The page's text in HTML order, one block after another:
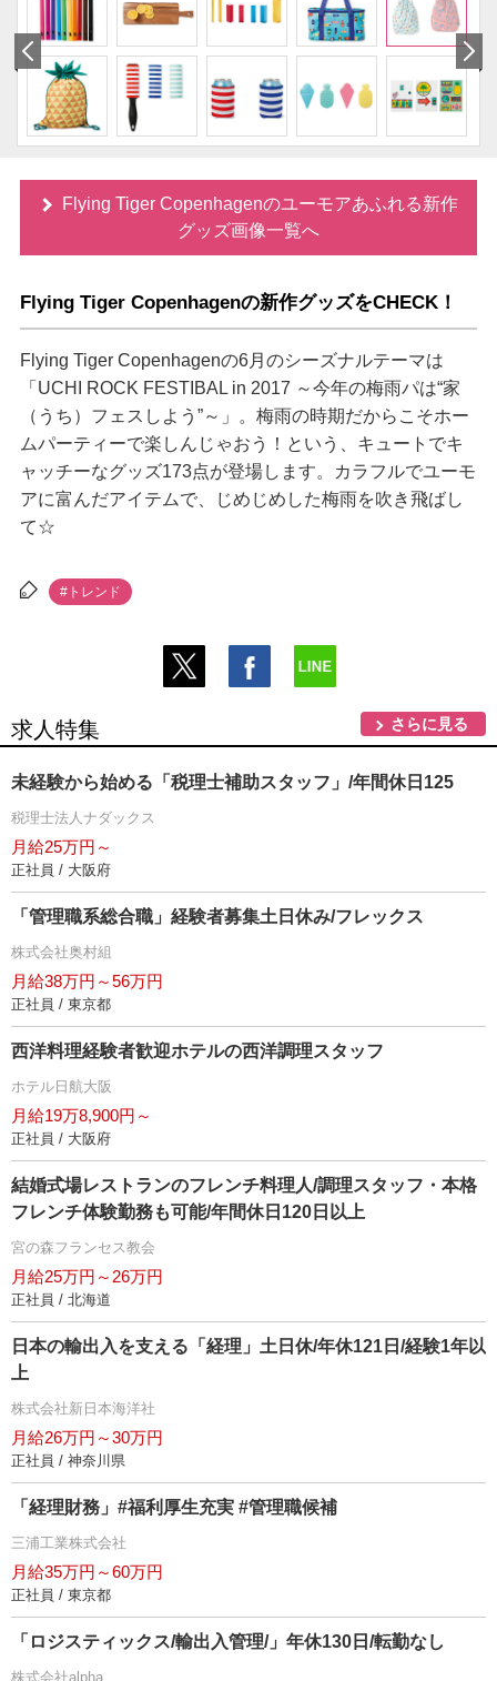
Flying Tiger Copenhagenのユーモアあふれる新作
グッズ画像一覧へ
Flying Tiger Copenhagenの新作グッズをCHECK！
Flying Tiger Copenhagenの6月のシーズナルテーマは
「UCHI ROCK FESTIBAL in 2017 ～今年の梅雨パは“家
（うち）フェスしよう”～」。梅雨の時期だからこそホー
ムパーティーで楽しんじゃおう！という、キュートでキ
ャッチーなグッズ173点が登場します。カラフルでユーモ
アに富んだアイテムで、じめじめした梅雨を吹き飛ばし
て☆
#トレンド
求人特集 さらに見る
未経験から始める「税理士補助スタッフ」/年間休日125
税理士法人ナダックス
月給25万円～
正社員 / 大阪府
「管理職系総合職」経験者募集土日休み/フレックス
株式会社奥村組
月給38万円～56万円
正社員 / 東京都
西洋料理経験者歓迎ホテルの西洋調理スタッフ
ホテル日航大阪
月給19万8,900円～
正社員 / 大阪府
結婚式場レストランのフレンチ料理人/調理スタッフ・本格
フレンチ体験勤務も可能/年間休日120日以上
宮の森フランセス教会
月給25万円～26万円
正社員 / 北海道
日本の輸出入を支える「経理」土日休/年休121日/経験1年以
上
株式会社新日本海洋社
月給26万円～30万円
正社員 / 神奈川県
「経理財務」#福利厚生充実 #管理職候補
三浦工業株式会社
月給35万円～60万円
正社員 / 東京都
「ロジスティックス/輸出入管理/」年休130日/転勤なし
株式会社alpha